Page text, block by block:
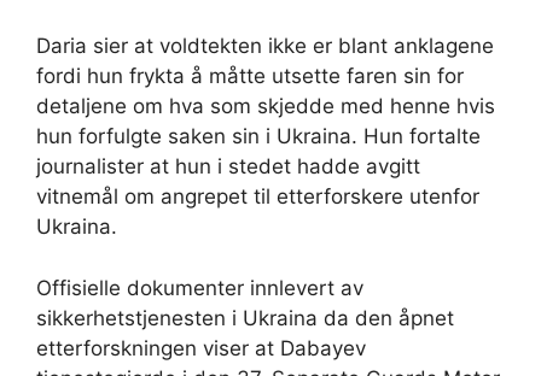
Daria sier at voldtekten ikke er blant anklagene
fordi hun frykta å måtte utsette faren sin for
detaljene om hva som skjedde med henne hvis
hun forfulgte saken sin i Ukraina. Hun fortalte
journalister at hun i stedet hadde avgitt
vitnemål om angrepet til etterforskere utenfor
Ukraina.
Offisielle dokumenter innlevert av
sikkerhetstjenesten i Ukraina da den åpnet
etterforskningen viser at Dabayev